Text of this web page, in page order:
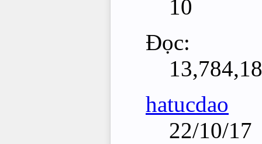
10
Đọc:
hatucdao
22/10/17